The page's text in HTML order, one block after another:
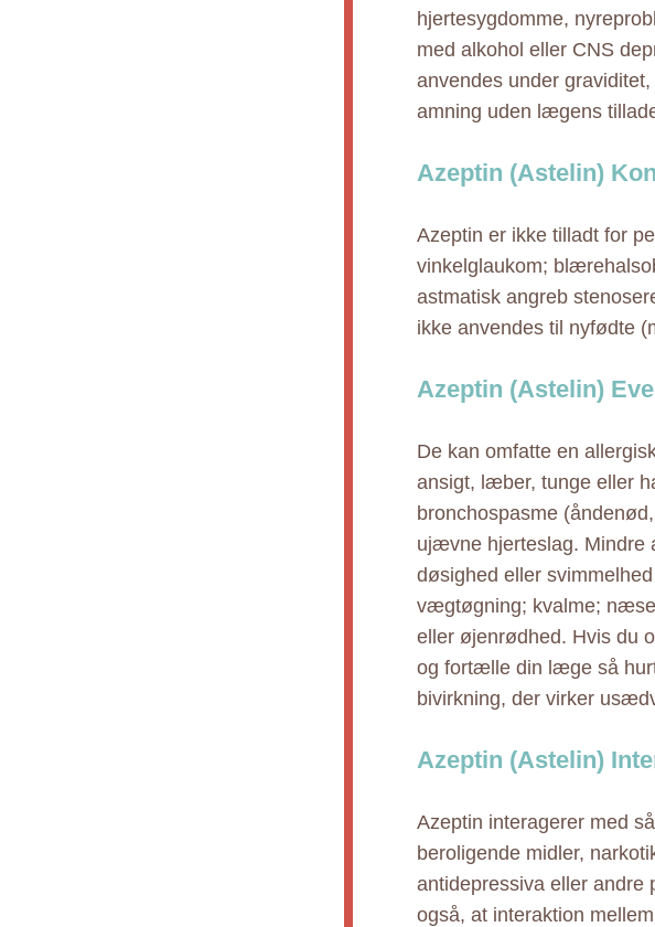
hjertesygdomme,
med alkohol eller CNS
anvendes under
amning uden lægens
Azeptin (Astelin)
Azeptin er ikke tilladt for
vinkelglaukom;
astmatisk angreb
ikke anvendes til nyfødte
Azeptin (Astelin)
De kan omfatte en
ansigt, læber, tunge eller
bronchospasme
ujævne hjerteslag. Mindre
døsighed eller
vægtøgning; kvalme;
eller øjenrødhed. Hvis du
og fortælle din læge så
bivirkning, der virker
Azeptin (Astelin)
Azeptin interagerer med
beroligende midler,
antidepressiva eller andre
også, at interaktion